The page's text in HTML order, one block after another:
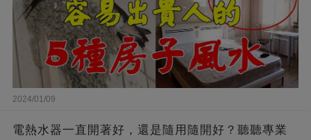
2024/01/09
電熱水器一直開著好，還是隨用隨開好？聽聽專業